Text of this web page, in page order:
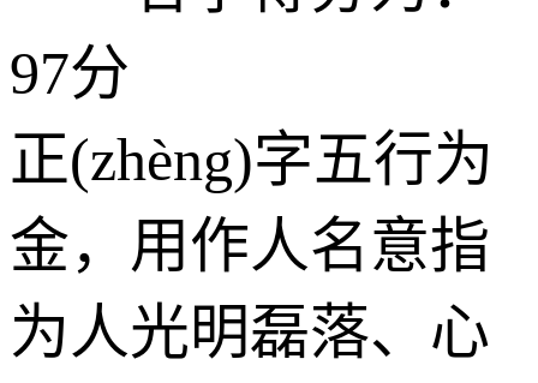
97分
正(zhèng)字五行为
金，用作人名意指
为人光明磊落、心